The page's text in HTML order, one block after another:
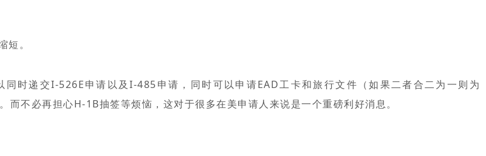
。
时递交I-526E申请以及I-485申请，同时可以申请EAD工卡和旅行文件（如果二者合二为一则为
不必再担心H-1B抽签等烦恼，这对于很多在美申请人来说是一个重磅利好消息。